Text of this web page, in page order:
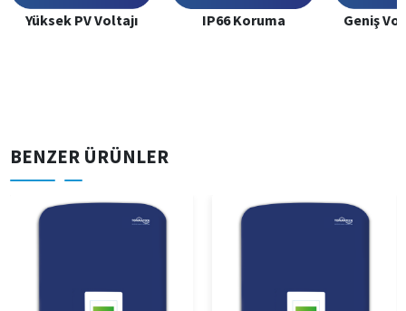
Yüksek PV Voltajı IP66 Koruma Geniş
BENZER ÜRÜNLER